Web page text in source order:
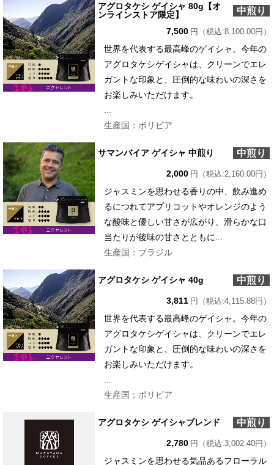
アグロタケシ ゲイシャ 80g【オ
ンラインストア限定】
中煎り
7,500 円（税込:8,100.00円）
世界を代表する最高峰のゲイシャ。今年の
アグロタケシゲイシャは、クリーンでエレ
ガントな印象と、圧倒的な味わいの深さを
お楽しみいただけます。
...
生産国：ボリビア
サマンバイア ゲイシャ 中煎り 中煎り
2,000 円（税込:2,160.00円）
ジャスミンを思わせる香りの中、飲み進め
るにつれてアプリコットやオレンジのよう
な酸味と優しい甘さが広がり、滑らかな口
当たりが後味の甘さとともに...
生産国：ブラジル
アグロタケシ ゲイシャ 40g 中煎り
3,811 円（税込:4,115.88円）
世界を代表する最高峰のゲイシャ。今年の
アグロタケシゲイシャは、クリーンでエレ
ガントな印象と、圧倒的な味わいの深さを
お楽しみいただけます。
...
生産国：ボリビア
アグロタケシ ゲイシャブレンド 中煎り
2,780 円（税込:3,002.40円）
ジャスミンを思わせる気品あるフローラル